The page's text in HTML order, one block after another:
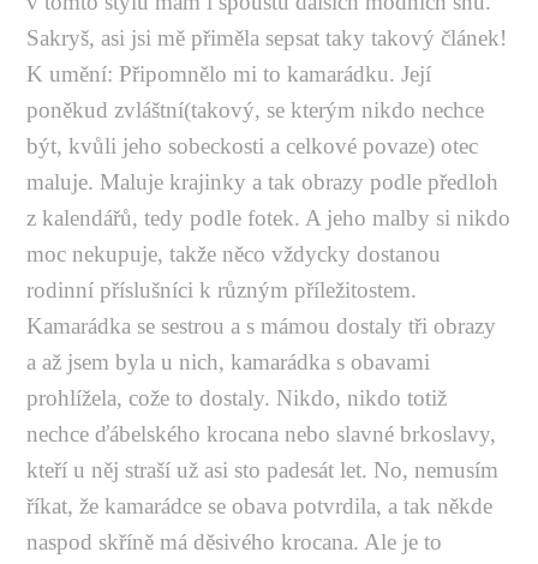
Sakryš, asi jsi mě přiměla sepsat taky takový článek!
K umění: Připomnělo mi to kamarádku. Její
poněkud zvláštní(takový, se kterým nikdo nechce
být, kvůli jeho sobeckosti a celkové povaze) otec
maluje. Maluje krajinky a tak obrazy podle předloh
z kalendářů, tedy podle fotek. A jeho malby si nikdo
moc nekupuje, takže něco vždycky dostanou
rodinní příslušníci k různým příležitostem.
Kamarádka se sestrou a s mámou dostaly tři obrazy
a až jsem byla u nich, kamarádka s obavami
prohlížela, cože to dostaly. Nikdo, nikdo totiž
nechce ďábelského krocana nebo slavné brkoslavy,
kteří u něj straší už asi sto padesát let. No, nemusím
říkat, že kamarádce se obava potvrdila, a tak někde
naspod skříně má děsivého krocana. Ale je to